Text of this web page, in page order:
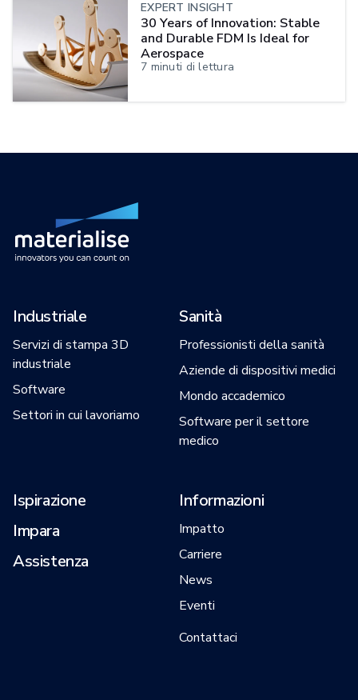
EXPERT INSIGHT
30 Years of Innovation: Stable
and Durable FDM Is Ideal for
Aerospace
7 minuti di lettura
Industriale
Servizi di stampa 3D
industriale
Software
Settori in cui lavoriamo
Sanità
Professionisti della sanità
Aziende di dispositivi medici
Mondo accademico
Software per il settore
medico
Ispirazione
Impara
Assistenza
Informazioni
Impatto
Carriere
News
Eventi
Contattaci